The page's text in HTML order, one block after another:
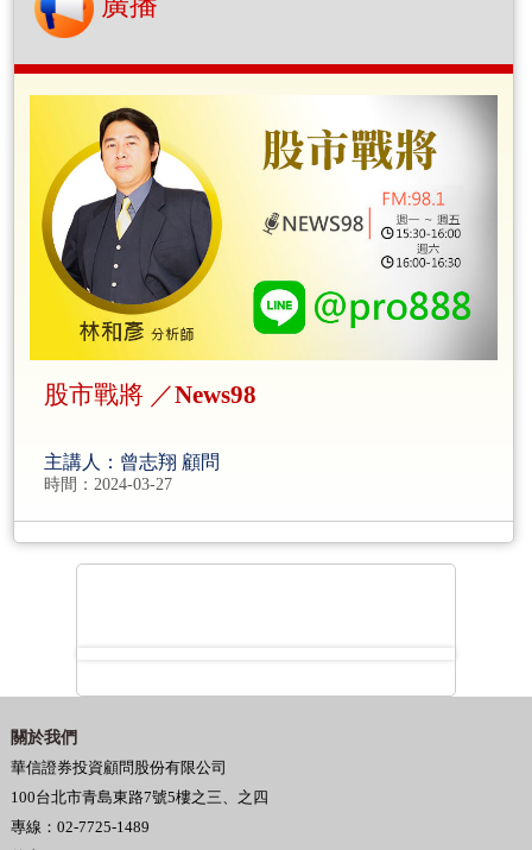
股市戰將 ／News98
主講人：曾志翔 顧問
時間：2024-03-27
關於我們
華信證券投資顧問股份有限公司
100台北市青島東路7號5樓之三、之四
專線：02-7725-1489